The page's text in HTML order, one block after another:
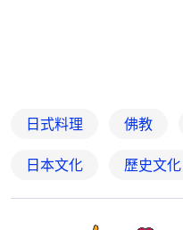
日式料理 佛教
日本文化 歷史文化